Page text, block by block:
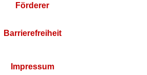
Förderer
Barrierefreiheit
Impressum